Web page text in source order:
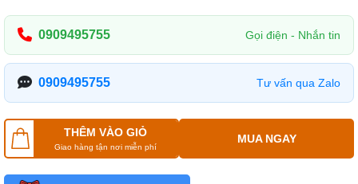
0909495755 Gọi điện - Nhắn tin
0909495755 Tư vấn qua Zalo
THÊM VÀO GIỎ
Giao hàng tận nơi miễn phí
MUA NGAY